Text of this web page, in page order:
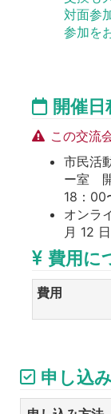
対面参
参加を
開催
この交流
市民活
ー室
18：00
オンラ
月 12
費用に
費用
申し込